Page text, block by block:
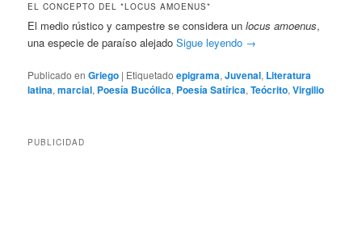
EL CONCEPTO DEL *LOCUS AMOENUS*
El medio rústico y campestre se considera unlocus amoenus,
una especie de paraíso alejadoSigue leyendo →
Publicado en Griego | Etiquetado epigrama,Juvenal, Literatura
latina,marcial, Poesía Bucólica, Poesía Satírica,Teócrito,Virgilio
PUBLICIDAD